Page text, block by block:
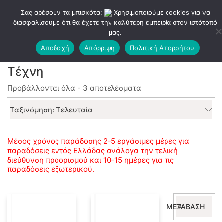
Τέχνη
Προβάλλονται όλα - 3 αποτελέσματα
by
Ταξινόμηση: Τελευταία
Μέσος χρόνος παράδοσης 2-5 εργάσιμες μέρες για
παραδόσεις εντός Ελλάδας ανάλογα την τελική
διεύθυνση προορισμού και 10-15 ημέρες για τις
παραδόσεις εξωτερικού.
για:
ΜΕΤΆΒΑΣΗ
Σας αρέσουν τα μπισκότα;
Χρησιμοποιούμε cookies για να
διασφαλίσουμε ότι θα έχετε την καλύτερη εμπειρία στον ιστότοπό
μας.
Αποδοχή
Απόρριψη Πολιτική Απορρήτου